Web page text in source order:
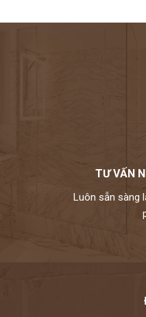
TƯ VẤN
Luôn sẵn sàng